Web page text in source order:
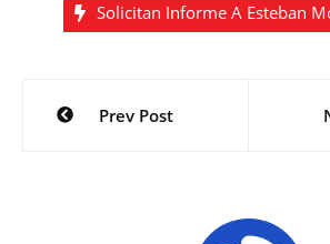
Solicitan Informe A Esteban
Navegación
Prev Post